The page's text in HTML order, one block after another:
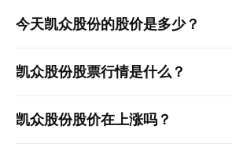
今天凯众股份的股价是多少？
凯众股份股票行情是什么？
凯众股份股价在上涨吗？